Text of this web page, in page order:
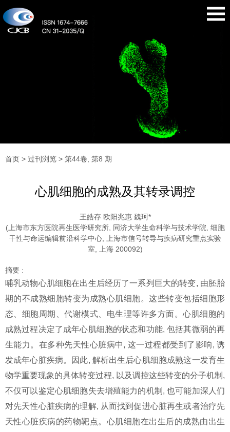
首页 > 过刊浏览 > 第44卷, 第8 期
心肌细胞的成熟及其转录调控
王皓存 欧阳兆惠 魏珂*
(上海市东方医院再生医学研究所, 同济大学生命科学与技术学院, 细胞
干性与命运编辑前沿科学中心, 上海市信号转导与疾病研究重点实验
室, 上海 200092)
摘要 :
哺乳动物心肌细胞在出生后经历了一系列巨大的转变, 由胚胎
期的不成熟细胞转变为成熟心肌细胞。这些转变包括细胞形
态、细胞周期、代谢模式、电生理等许多方面。心肌细胞的
成熟过程决定了成年心肌细胞的状态和功能, 包括其微弱的再
生能力。在多种先天性心脏病中, 这一过程都受到了影响, 诱
发成年心脏疾病。因此, 解析出生后心肌细胞成熟这一发育生
物学重要现象的具体转变过程, 以及调控这些转变的分子机制,
不仅可以鉴定心肌细胞失去增殖能力的机制, 也可能加深人们
对先天性心脏疾病的理解, 从而找到促进心脏再生或者治疗先
天性心脏疾病的药物靶点。心肌细胞在出生后的成熟由出生